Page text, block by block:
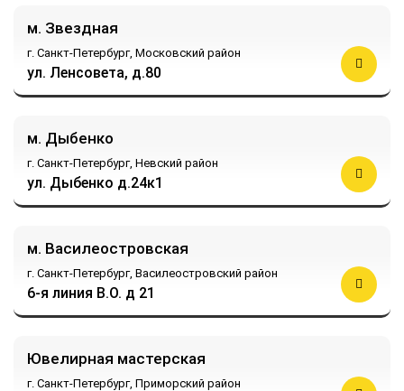
м. Звездная
г. Санкт-Петербург, Московский район
ул. Ленсовета, д.80
м. Дыбенко
г. Санкт-Петербург, Невский район
ул. Дыбенко д.24к1
м. Василеостровская
г. Санкт-Петербург, Василеостровский район
6-я линия В.О. д 21
Ювелирная мастерская
г. Санкт-Петербург, Приморский район